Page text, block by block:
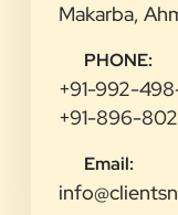
Makarba,
PHONE:
+91-992-
+91-896-
Email: